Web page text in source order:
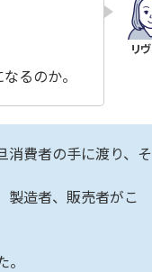
るのか。
消費者の手に渡り、そ
製造者、販売者がこ